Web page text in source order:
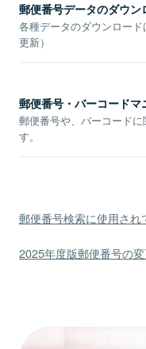
郵便番号データのダウン
各種データのダウンロー
更新）
郵便番号・バーコードマ
郵便番号や、バーコード
す。
郵便番号検索に使用され
2025年度版郵便番号の